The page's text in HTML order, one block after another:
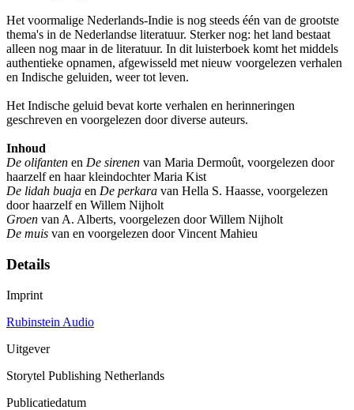
Het voormalige Nederlands-Indie is nog steeds één van de grootste
thema's in de Nederlandse literatuur. Sterker nog: het land bestaat
alleen nog maar in de literatuur. In dit luisterboek komt het middels
authentieke opnamen, afgewisseld met nieuw voorgelezen verhalen
en Indische geluiden, weer tot leven.
Het Indische geluid bevat korte verhalen en herinneringen
geschreven en voorgelezen door diverse auteurs.
Inhoud
De olifanten en De sirenen van Maria Dermoût, voorgelezen door
haarzelf en haar kleindochter Maria Kist
De lidah buaja en De perkara van Hella S. Haasse, voorgelezen
door haarzelf en Willem Nijholt
Groen van A. Alberts, voorgelezen door Willem Nijholt
De muis van en voorgelezen door Vincent Mahieu
Details
Imprint
Rubinstein Audio
Uitgever
Storytel Publishing Netherlands
Publicatiedatum